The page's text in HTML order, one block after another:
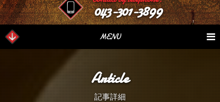
043-301-3899
MENU
Our Serivce
業務内容 Stock List
在庫車情報
Parts Sales
パーツ情報 Case Study
作業日誌
Article
記事詳細